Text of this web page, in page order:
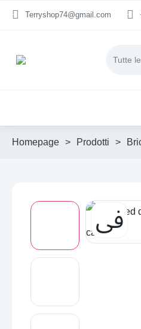
Terryshop74@gmail.com
Homepage > Prodotti >